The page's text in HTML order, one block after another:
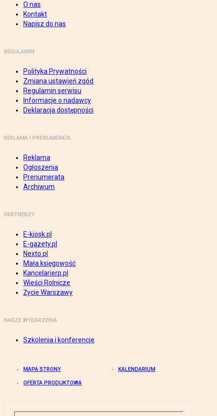
O nas
Kontakt
Napisz do nas
REGULAMIN
Polityka Prywatności
Zmiana ustawień zgód
Regulamin serwisu
Informacje o nadawcy
Deklaracja dostępności
REKLAMA I PRENUMERATA
Reklama
Ogłoszenia
Prenumerata
Archiwum
PARTNERZY
E-kiosk.pl
E-gazety.pl
Nexto.pl
Mała księgowość
Kancelarierp.pl
Wieści Rolnicze
Życie Warszawy
NASZE WYDARZENIA
Szkolenia i konferencje
MAPA STRONY KALENDARIUM
OFERTA PRODUKTOWA